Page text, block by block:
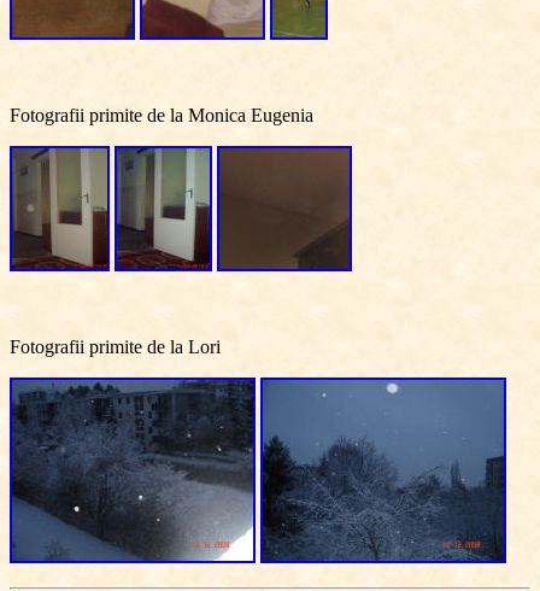
Fotografii primite de la Monica Eugenia
Fotografii primite de la Lori